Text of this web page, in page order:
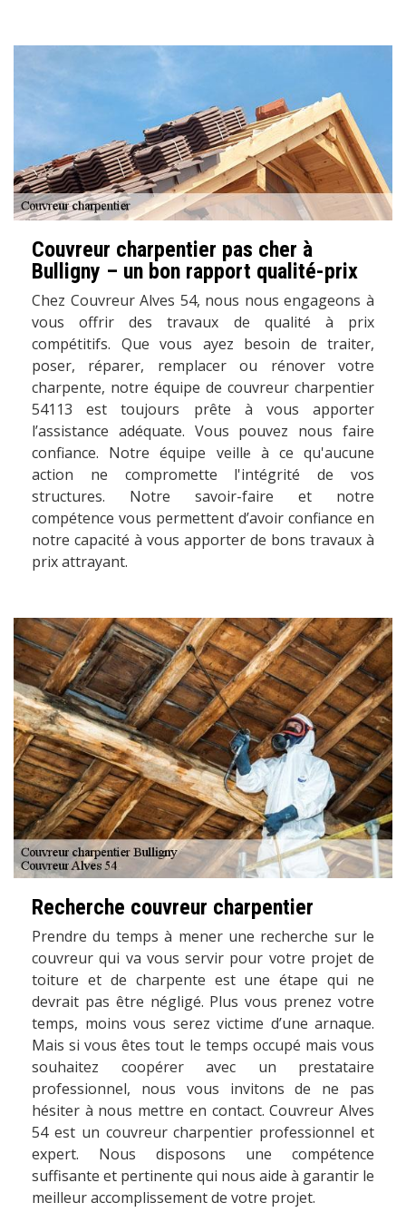
Couvreur charpentier pas cher à
Bulligny – un bon rapport qualité-prix
Chez Couvreur Alves 54, nous nous engageons à
vous offrir des travaux de qualité à prix
compétitifs. Que vous ayez besoin de traiter,
poser, réparer, remplacer ou rénover votre
charpente, notre équipe de couvreur charpentier
54113 est toujours prête à vous apporter
l’assistance adéquate. Vous pouvez nous faire
confiance. Notre équipe veille à ce qu'aucune
action ne compromette l'intégrité de vos
structures. Notre savoir-faire et notre
compétence vous permettent d’avoir confiance en
notre capacité à vous apporter de bons travaux à
prix attrayant.
Recherche couvreur charpentier
Prendre du temps à mener une recherche sur le
couvreur qui va vous servir pour votre projet de
toiture et de charpente est une étape qui ne
devrait pas être négligé. Plus vous prenez votre
temps, moins vous serez victime d’une arnaque.
Mais si vous êtes tout le temps occupé mais vous
souhaitez coopérer avec un prestataire
professionnel, nous vous invitons de ne pas
hésiter à nous mettre en contact. Couvreur Alves
54 est un couvreur charpentier professionnel et
expert. Nous disposons une compétence
suffisante et pertinente qui nous aide à garantir le
meilleur accomplissement de votre projet.